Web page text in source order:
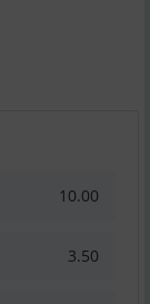
10.00
3.50